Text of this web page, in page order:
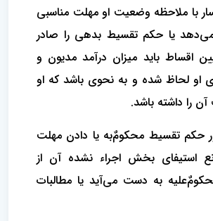
‌با ملاحظه وضعیت او مهلت مناسبی
یا حکم تقسیط بدهی را صادر
اقساط باید میزان درآمد مدیون و
لحاظ شده و به نحوی باشد که او
آن را داشته باشد.
حکم تقسیط محکومٌ‌به یا دادن مهلت
استیفای بخش اجراء نشده آن از
به‌ دست می‌آید یا مطالبات